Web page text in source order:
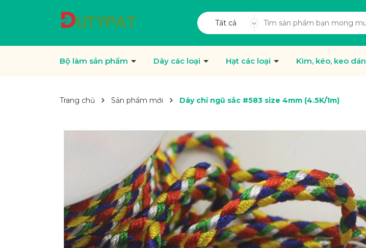
Tất cả
Bộ làm sản phẩm Dây các loại Hạt các loại Kìm, kéo, keo dán
Trang chủ Sản phẩm mới Dây chỉ ngũ sắc #583 size 4mm (4.5K/1m)